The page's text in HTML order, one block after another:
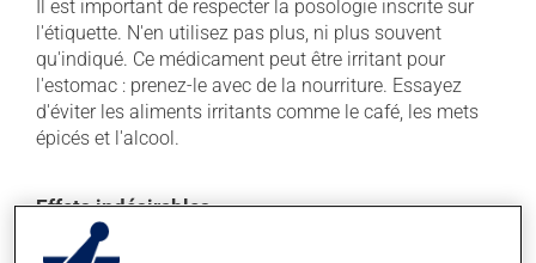
Il est important de respecter la posologie inscrite sur
l'étiquette. N'en utilisez pas plus, ni plus souvent
qu'indiqué. Ce médicament peut être irritant pour
l'estomac : prenez-le avec de la nourriture. Essayez
d'éviter les aliments irritants comme le café, les mets
épicés et l'alcool.
Effets indésirables
En plus de ses effets recherchés, ce produit peut à